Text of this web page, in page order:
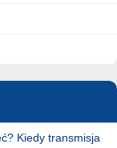
Kiedy transmisja